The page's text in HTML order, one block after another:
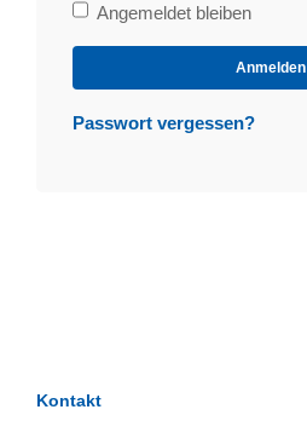
Bleibe
angemeldet
Angemeldet bleiben
Anmelden
Passwort vergessen?
Kontakt